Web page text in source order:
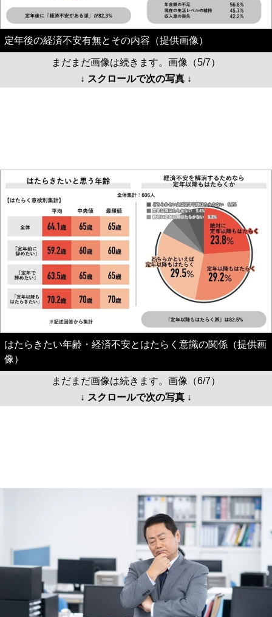
定年後の経済不安有無とその内容（提供画像）
まだまだ画像は続きます。画像（5/7）
↓ スクロールで次の写真 ↓
はたらきたい年齢・経済不安とはたらく意識の関係（提供画
像）
まだまだ画像は続きます。画像（6/7）
↓ スクロールで次の写真 ↓